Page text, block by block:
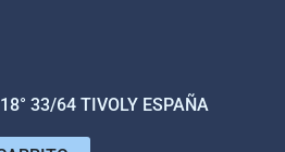
33/64 TIVOLY ESPAÑA